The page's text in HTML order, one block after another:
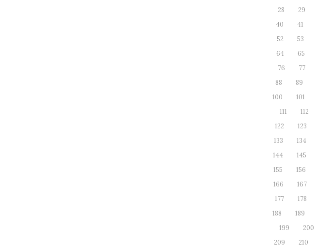
28
29
40
41
52
53
64
65
76
77
88
89
100
101
111
112
122
123
133
134
144
145
155
156
166
167
177
178
188
189
199
200
209
210